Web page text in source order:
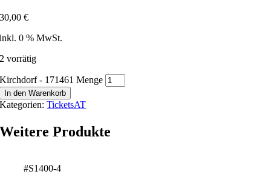
30,00€
inkl. 0 % MwSt.
2 vorrätig
Kirchdorf - 171461 Menge
In den Warenkorb
Kategorien:TicketsAT
Weitere Produkte
#S1400-4